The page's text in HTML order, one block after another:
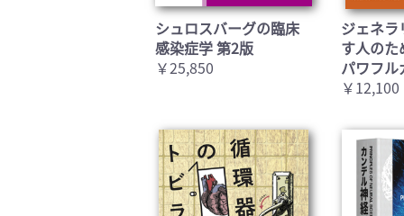
シュロスバーグの臨床
感染症学 第2版
￥25,850
ジェネラ
す人のた
パワフル
￥12,100